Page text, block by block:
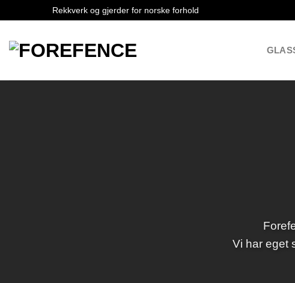
content
Rekkverk og gjerder for norske forhold
Vi har eget